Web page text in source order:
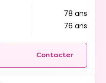
78 ans
76 ans
Contacter